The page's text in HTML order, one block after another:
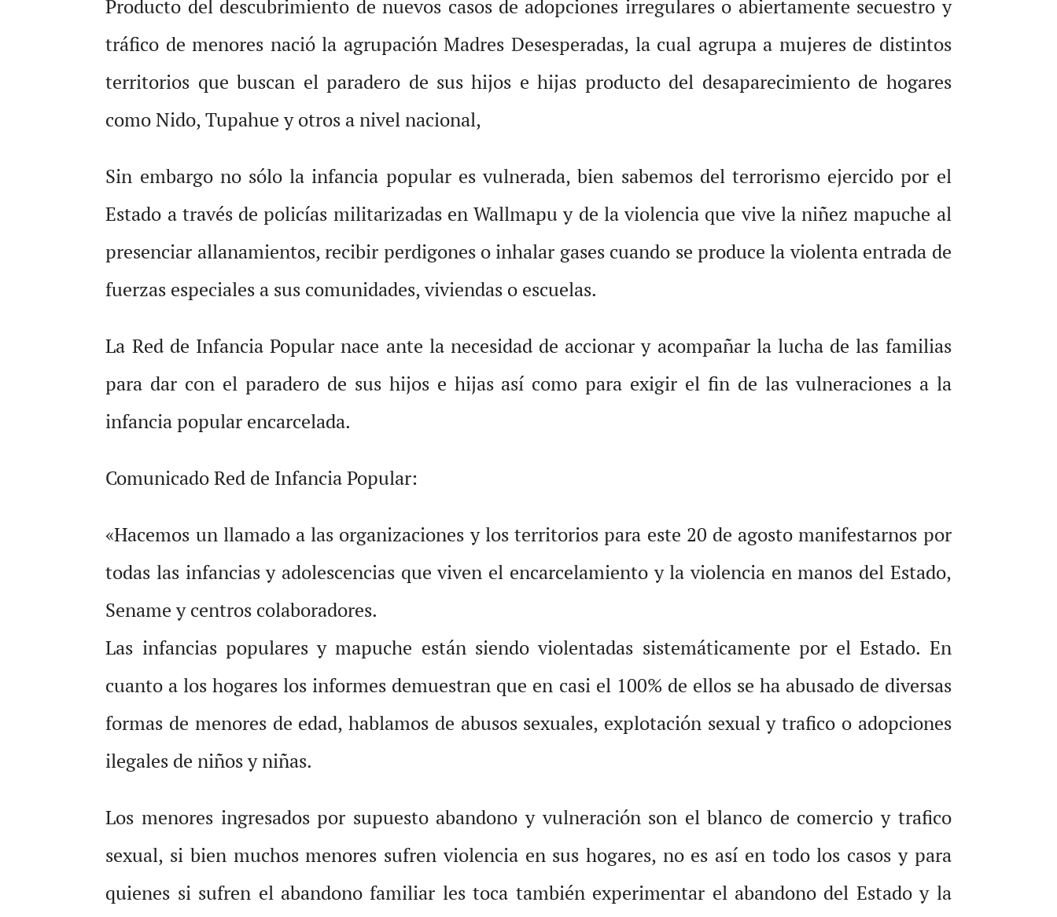
Producto del descubrimiento de nuevos casos de adopciones irregulares o abiertamente secuestro y
tráfico de menores nació la agrupación Madres Desesperadas, la cual agrupa a mujeres de distintos
territorios que buscan el paradero de sus hijos e hijas producto del desaparecimiento de hogares
como Nido, Tupahue y otros a nivel nacional,
Sin embargo no sólo la infancia popular es vulnerada, bien sabemos del terrorismo ejercido por el
Estado a través de policías militarizadas en Wallmapu y de la violencia que vive la niñez mapuche al
presenciar allanamientos, recibir perdigones o inhalar gases cuando se produce la violenta entrada de
fuerzas especiales a sus comunidades, viviendas o escuelas.
La Red de Infancia Popular nace ante la necesidad de accionar y acompañar la lucha de las familias
para dar con el paradero de sus hijos e hijas así como para exigir el fin de las vulneraciones a la
infancia popular encarcelada.
Comunicado Red de Infancia Popular:
«Hacemos un llamado a las organizaciones y los territorios para este 20 de agosto manifestarnos por
todas las infancias y adolescencias que viven el encarcelamiento y la violencia en manos del Estado,
Sename y centros colaboradores.
Las infancias populares y mapuche están siendo violentadas sistemáticamente por el Estado. En
cuanto a los hogares los informes demuestran que en casi el 100% de ellos se ha abusado de diversas
formas de menores de edad, hablamos de abusos sexuales, explotación sexual y trafico o adopciones
ilegales de niños y niñas.
Los menores ingresados por supuesto abandono y vulneración son el blanco de comercio y trafico
sexual, si bien muchos menores sufren violencia en sus hogares, no es así en todo los casos y para
quienes si sufren el abandono familiar les toca también experimentar el abandono del Estado y la